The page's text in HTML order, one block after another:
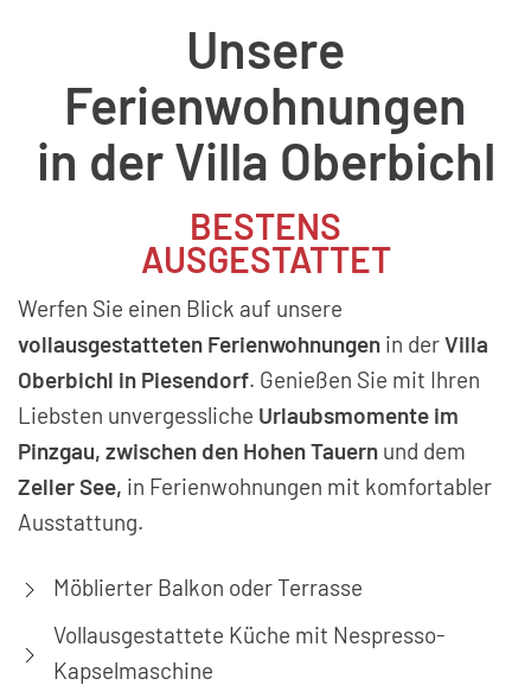
Unsere
Ferienwohnungen
in der Villa Oberbichl
BESTENS
AUSGESTATTET
Werfen Sie einen Blick auf unsere
vollausgestatteten Ferienwohnungen in derVilla
Oberbichl in Piesendorf. Genießen Sie mit Ihren
Liebsten unvergessliche Urlaubsmomente im
Pinzgau, zwischen den Hohen Tauern und dem
Zeller See, in Ferienwohnungen mit komfortabler
Ausstattung.
Möblierter Balkon oder Terrasse
Vollausgestattete Küche mit Nespresso-
Kapselmaschine